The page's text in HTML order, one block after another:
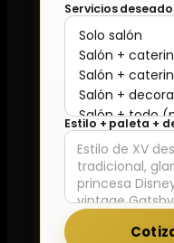
Servicios
Estilo + paleta +